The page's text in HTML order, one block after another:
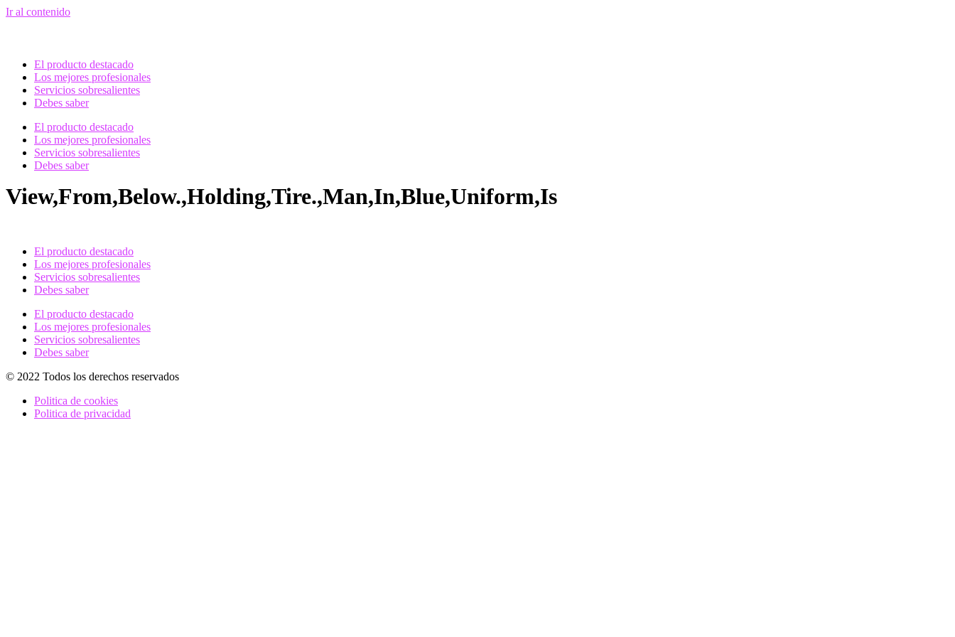
Ir al contenido
El producto destacado
Los mejores profesionales
Servicios sobresalientes
Debes saber
El producto destacado
Los mejores profesionales
Servicios sobresalientes
Debes saber
View,From,Below.,Holding,Tire.,Man,In,Blue,Uniform,Is
El producto destacado
Los mejores profesionales
Servicios sobresalientes
Debes saber
El producto destacado
Los mejores profesionales
Servicios sobresalientes
Debes saber
© 2022 Todos los derechos reservados
Politica de cookies
Politica de privacidad